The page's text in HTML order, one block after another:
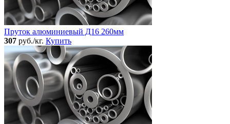
Пруток алюминиевый Д16 260мм
307 руб./кг. Купить